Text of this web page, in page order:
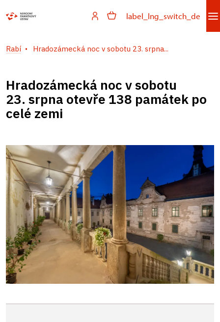
label_lng_switch_de
Rabí Hradozámecká noc v sobotu 23. srpna...
Hradozámecká noc v sobotu
23. srpna otevře 138 památek po
celé zemi